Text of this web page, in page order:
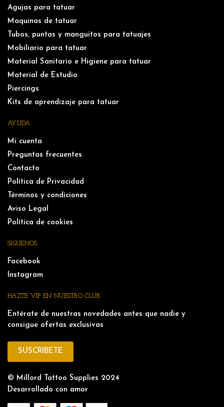
Agujas para tatuar
Maquinas de tatuar
Tubos, puntas y manguitos para tatuajes
Mobiliario para tatuar
Material Sanitario e Higiene para tatuar
Material de Estudio
Piercings
Kits de aprendizaje para tatuar
AYUDA
Mi cuenta
Preguntas frecuentes
Contacto
Política de Privacidad
Términos y condiciones
Aviso Legal
Política de cookies
SÍGUENOS
Facebook
Instagram
HAZTE VIP EN NUESTRO CLUB
Entérate de nuestras novedades antes que nadie y
consigue ofertas exclusivas
SUSCRIBETE
© Millord Tattoo Supplies 2024
Desarrollado con amor